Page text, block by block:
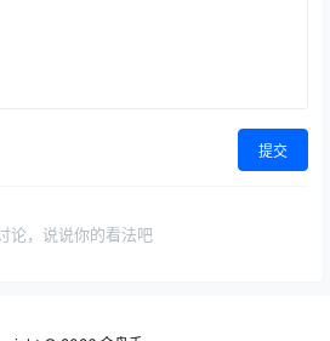
提交
论，说说你的看法吧